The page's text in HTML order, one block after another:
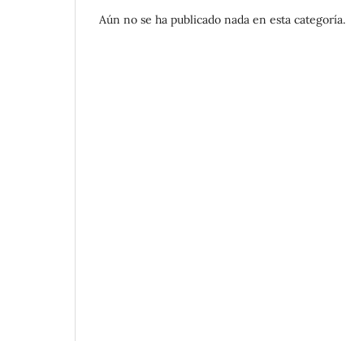
Aún no se ha publicado nada en esta categoría.